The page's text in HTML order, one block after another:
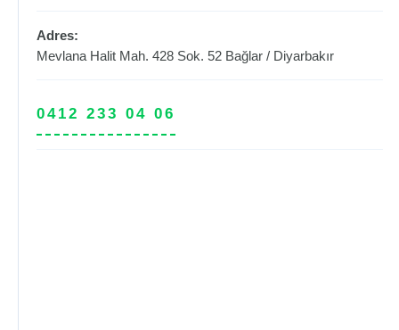
Adres:
Mevlana Halit Mah. 428 Sok. 52 Bağlar / Diyarbakır
0412 233 04 06